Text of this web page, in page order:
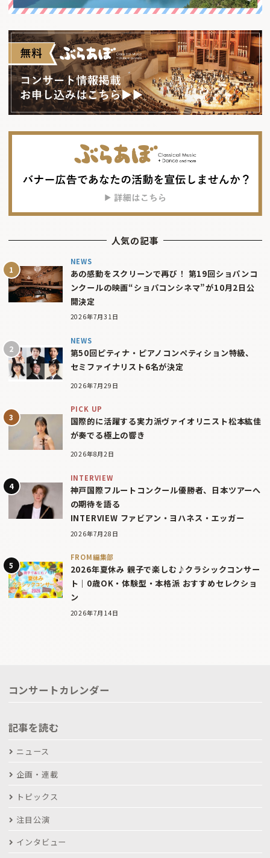
人気の記事
NEWS
あの感動をスクリーンで再び！ 第19回ショパンコ
ンクールの映画“ショパコンシネマ”が10月2日公
開決定
2026年7月31日
NEWS
第50回ピティナ・ピアノコンペティション特級、
セミファイナリスト6名が決定
2026年7月29日
PICK UP
国際的に活躍する実力派ヴァイオリニスト松本紘佳
が奏でる極上の響き
2026年8月2日
INTERVIEW
神戸国際フルートコンクール優勝者、日本ツアーへ
の期待を語る
INTERVIEW ファビアン・ヨハネス・エッガー
2026年7月28日
FROM編集部
2026年夏休み 親子で楽しむ♪クラシックコンサー
ト｜0歳OK・体験型・本格派 おすすめセレクショ
ン
2026年7月14日
コンサートカレンダー
記事を読む
ニュース
企画・連載
トピックス
注目公演
インタビュー